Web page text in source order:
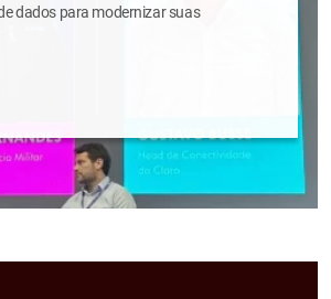
dados para modernizar suas